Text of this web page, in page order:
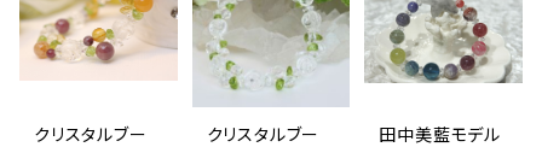
クリスタルブー
クリスタルブー
田中美藍モデル